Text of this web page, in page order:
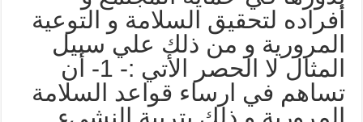
لتحقيق السلامة و التوعية
و من ذلك علي سبيل
المثال لا الحصر الأتي :- 1- أن
في ارساء قواعد السلامة